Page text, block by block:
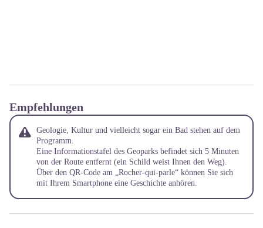
Empfehlungen
Geologie, Kultur und vielleicht sogar ein Bad stehen auf dem
Programm.
Eine Informationstafel des Geoparks befindet sich 5 Minuten
von der Route entfernt (ein Schild weist Ihnen den Weg).
Über den QR-Code am „Rocher-qui-parle“ können Sie sich
mit Ihrem Smartphone eine Geschichte anhören.